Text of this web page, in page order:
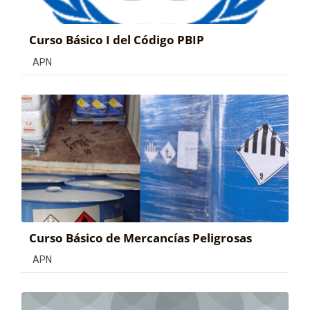
Curso Básico I del Código PBIP
Categoría de cursos
APN
Curso Básico de Mercancías Peligrosas
Categoría de cursos
APN